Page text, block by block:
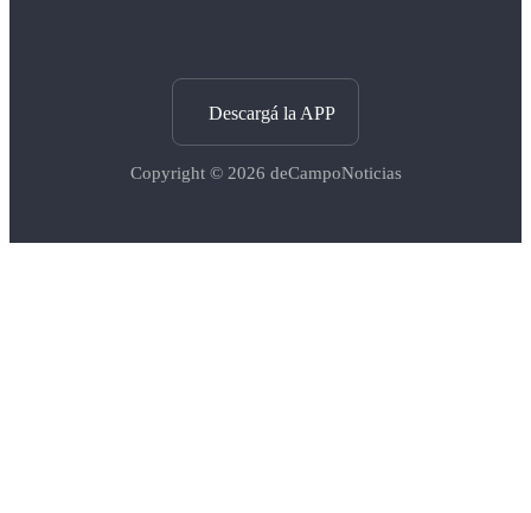
Descargá la APP
Copyright © 2026 deCampoNoticias